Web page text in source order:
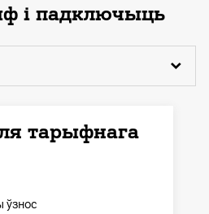
і падключыць
тарыфнага
ўзнос